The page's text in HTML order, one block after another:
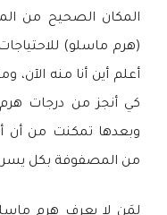
المكان الصحيح من
(هرم ماسلو)
أعلم أين أنا منه الآن،
كي أنجز من درجات هرم
وبعدها تمكنت من أن
من المصفوفة بكل